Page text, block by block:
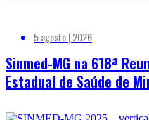
5 agosto | 2026
Sinmed-MG na 618ª
Estadual de Saúde de